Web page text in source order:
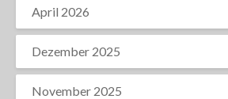
April 2026
Dezember 2025
November 2025